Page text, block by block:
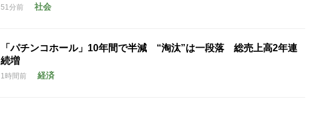
51分前 社会
「パチンコホール」10年間で半減 “淘汰”は一段落 総売上高2年連
続増
1時間前 経済